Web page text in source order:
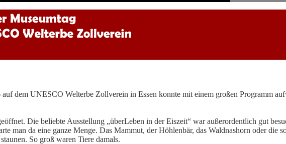
dem UNESCO Welterbe Zollverein in Essen konnte mit einem großen Programm
Die beliebte Ausstellung „überLeben in der Eiszeit“ war außerordentlich gut
man da eine ganze Menge. Das Mammut, der Höhlenbär, das Waldnashorn oder die
So groß waren Tiere damals.